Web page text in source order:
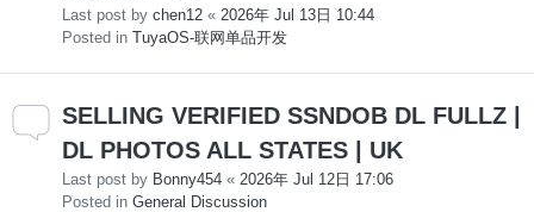
Last post by chen12 « 2026年 Jul 13日 10:44
Posted in TuyaOS-联网单品开发
SELLING VERIFIED SSNDOB DL FULLZ |
DL PHOTOS ALL STATES | UK
Last post by Bonny454 « 2026年 Jul 12日 17:06
Posted in General Discussion